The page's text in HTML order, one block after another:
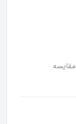
مقایسه